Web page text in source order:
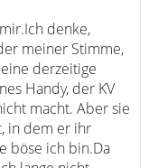
denke,
meiner Stimme,
derzeitige
Handy, der KV
macht. Aber sie
in dem er ihr
böse ich bin.Da